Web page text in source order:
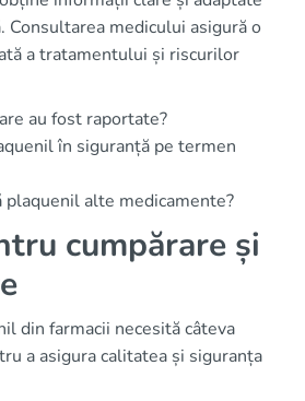
Consultarea medicului asigură o
a tratamentului și riscurilor
au fost raportate?
în siguranță pe termen
plaquenil alte medicamente?
cumpărare și
din farmacii necesită câteva
a asigura calitatea și siguranța